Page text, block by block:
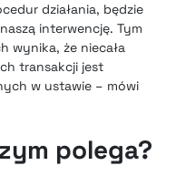
działania, będzie
interwencję. Tym
wynika, że niecała
transakcji jest
w ustawie – mówi
polega?